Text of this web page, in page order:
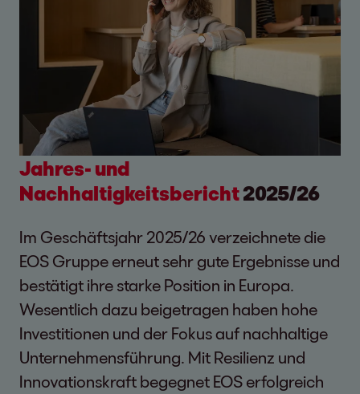
Jahres- und
Nachhaltigkeitsbericht2025/26
Im Geschäftsjahr 2025/26 verzeichnete die
EOS Gruppe erneut sehr gute Ergebnisse und
bestätigt ihre starke Position in Europa.
Wesentlich dazu beigetragen haben hohe
Investitionen und der Fokus auf nachhaltige
Unternehmensführung. Mit Resilienz und
Innovationskraft begegnet EOS erfolgreich